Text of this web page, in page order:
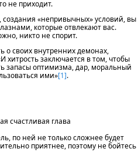
не приходит.
«непривычных» условий, вы
которые отвлекают вас.
никто не спорит.
о своих внутренних демонах,
хитрость заключается в том, чтобы
запасы оптимизма, дар, моральный
ими»[1].
по ней не только сложнее будет
приятнее, поэтому не бойтесь